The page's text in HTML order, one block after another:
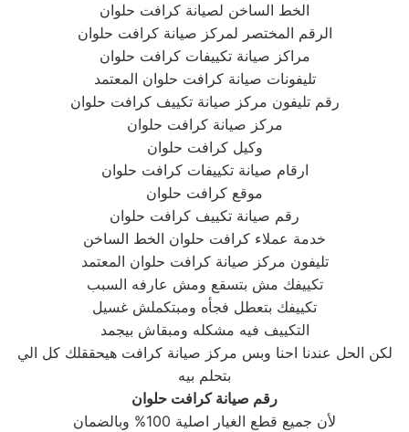
الخط الساخن لصيانة كرافت حلوان
الرقم المختصر لمركز صيانة كرافت حلوان
مراكز صيانة تكييفات كرافت حلوان
تليفونات صيانة كرافت حلوان المعتمد
رقم تليفون مركز صيانة تكييف كرافت حلوان
مركز صيانة كرافت حلوان
وكيل كرافت حلوان
ارقام صيانة تكييفات كرافت حلوان
موقع كرافت حلوان
رقم صيانة تكييف كرافت حلوان
خدمة عملاء كرافت حلوان الخط الساخن
تليفون مركز صيانة كرافت حلوان المعتمد
تكييفك مش بتسقع ومش عارفه السبب
تكييفك بتعطل فجأه ومبتكملش غسيل
التكييف فيه مشكله ومبقاش بيجمد
لكن الحل عندنا احنا وبس مركز صيانة كرافت هيحققلك كل الي
بتحلم بيه
رقم صيانة كرافت حلوان
لأن جميع قطع الغيار اصلية 100% وبالضمان